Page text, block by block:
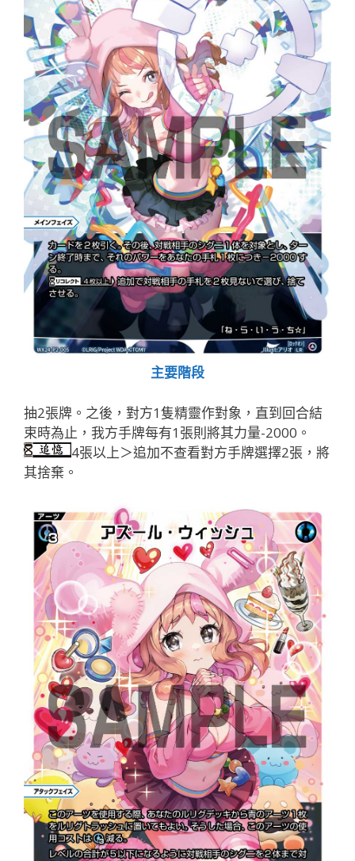
主要階段
抽2張牌。之後，對方1隻精靈作對象，直到回合結
束時為止，我方手牌每有1張則將其力量-2000。
4張以上＞追加不查看對方手牌選擇2張，將
其捨棄。